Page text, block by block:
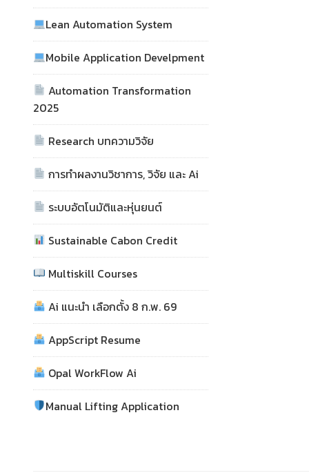
Lean Automation System
Mobile Application Develpment
Automation Transformation
2025
Research บทความวิจัย
การทำผลงานวิชาการ, วิจัย และ Ai
ระบบอัตโนมัติและหุ่นยนต์
Sustainable Cabon Credit
Multiskill Courses
Ai แนะนำ เลือกตั้ง 8 ก.พ. 69
AppScript Resume
Opal WorkFlow Ai
Manual Lifting Application